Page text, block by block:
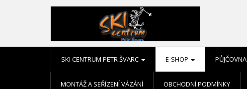
SKI CENTRUM PETR ŠVARC E-SHOP PŮJČOVNA
MONTÁŽ A SEŘÍZENÍ VÁZÁNÍ OBCHODNÍ PODMÍNKY